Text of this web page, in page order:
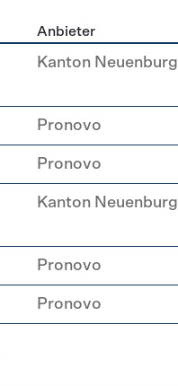
Anbieter
Kanton Neuenburg
Pronovo
Pronovo
Kanton Neuenburg
Pronovo
Pronovo